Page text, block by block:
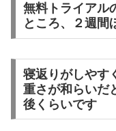
無料トライアル
ところ、２週間
寝返りがしやす
重さが和らいだ
後くらいです